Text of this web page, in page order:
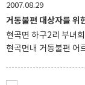
새마을지도자는 정부
나 의료비를 지원하고,
매년 오백만원 정도의
위한 이웃사랑을 실천
2007.08.29
거동불편 대상자를 위
현곡면 하구2리 부녀
현곡면내 거동불편 어